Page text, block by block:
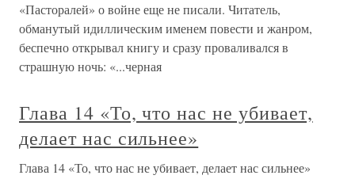
«Пасторалей» о войне еще не писали. Читатель,
обманутый идиллическим именем повести и жанром,
беспечно открывал книгу и сразу проваливался в
страшную ночь: «...черная
Глава 14 «То, что нас не убивает,
делает нас сильнее»
Глава 14 «То, что нас не убивает, делает нас сильнее»